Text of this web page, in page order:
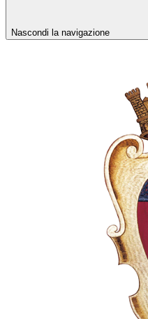
Nascondi la navigazione